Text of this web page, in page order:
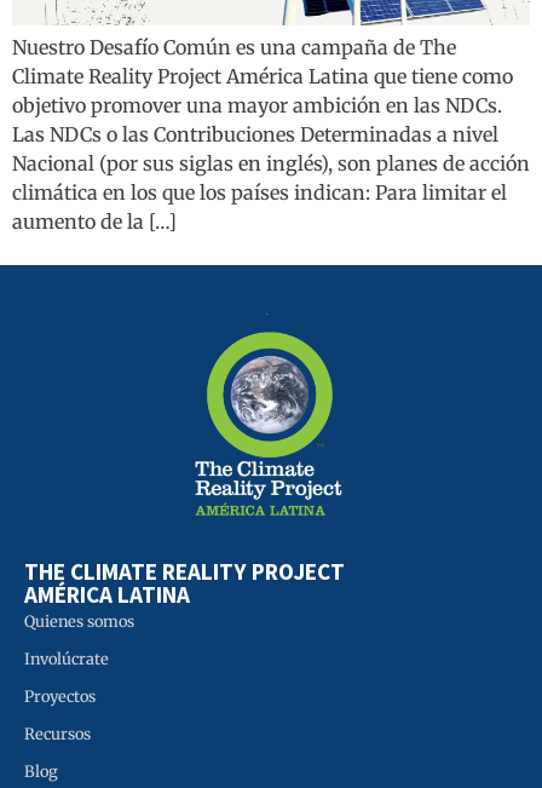
Nuestro Desafío Común es una campaña de The
Climate Reality Project América Latina que tiene como
objetivo promover una mayor ambición en las NDCs.
Las NDCs o las Contribuciones Determinadas a nivel
Nacional (por sus siglas en inglés), son planes de acción
climática en los que los países indican: Para limitar el
aumento de la […]
THE CLIMATE REALITY PROJECT
AMÉRICA LATINA
Quienes somos
Involúcrate
Proyectos
Recursos
Blog